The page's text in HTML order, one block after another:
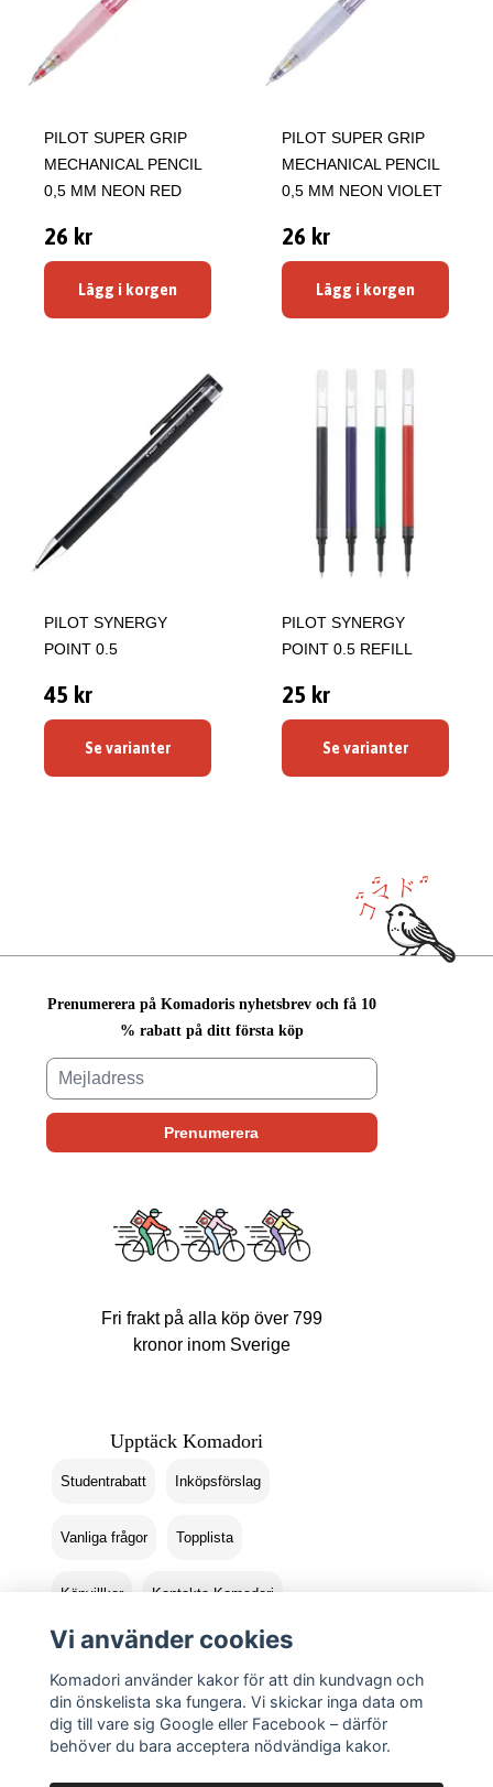
PILOT SUPER GRIP
MECHANICAL PENCIL
0,5 MM NEON RED
26 kr
Lägg i korgen
PILOT SUPER GRIP
MECHANICAL PENCIL
0,5 MM NEON VIOLET
26 kr
Lägg i korgen
PILOT SYNERGY
POINT 0.5
45 kr
Se varianter
PILOT SYNERGY
POINT 0.5 REFILL
25 kr
Se varianter
Prenumerera på Komadoris nyhetsbrev och få 10
% rabatt på ditt första köp
Fri frakt på alla köp över 799
kronor inom Sverige
Upptäck Komadori
Studentrabatt Inköpsförslag
Vanliga frågor Topplista
Köpvillkor Kontakta Komadori
Logga in Returer
Vi använder cookies
Komadori använder kakor för att din kundvagn och
din önskelista ska fungera. Vi skickar inga data om
dig till vare sig Google eller Facebook – därför
behöver du bara acceptera nödvändiga kakor.